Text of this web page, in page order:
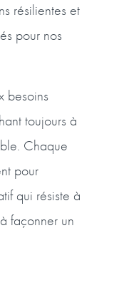
résilientes et
pour nos
besoins
toujours à
Chaque
pour
qui résiste à
façonner un